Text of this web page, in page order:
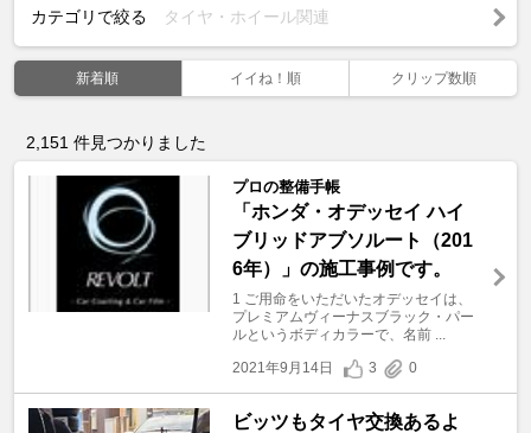
カテゴリで絞る タイヤ・ホイール関連
新着順 イイね！順 クリップ数順
2,151 件見つかりました
プロの整備手帳
「ホンダ・オデッセイ ハイ
ブリッドアブソルート（201
6年）」の施工事例です。
1 ご用命をいただいたオデッセイは、
プレミアムヴィーナスブラック・パー
ルというボディカラーで、名前 ...
2021年9月14日
3 0
ビッツもタイヤ交換あるよ